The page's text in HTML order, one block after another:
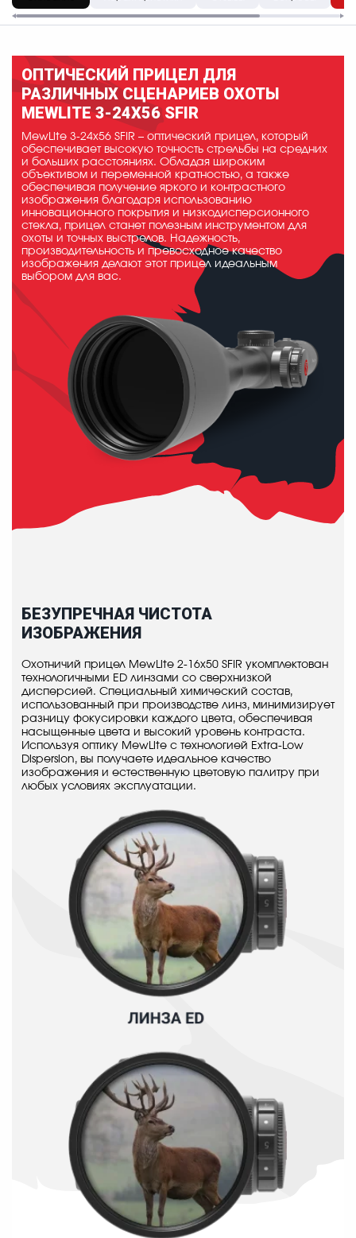
ОПТИЧЕСКИЙ ПРИЦЕЛ ДЛЯ
РАЗЛИЧНЫХ СЦЕНАРИЕВ ОХОТЫ
MEWLITE 3-24X56 SFIR
MewLite 3-24x56 SFIR – оптический прицел, который
обеспечивает высокую точность стрельбы на средних
и больших расстояниях. Обладая широким
объективом и переменной кратностью, а также
обеспечивая получение яркого и контрастного
изображения благодаря использованию
инновационного покрытия и низкодисперсионного
стекла, прицел станет полезным инструментом для
охоты и точных выстрелов. Надежность,
производительность и превосходное качество
изображения делают этот прицел идеальным
выбором для вас.
БЕЗУПРЕЧНАЯ ЧИСТОТА
ИЗОБРАЖЕНИЯ
Охотничий прицел MewLite 2-16x50 SFIR укомплектован
технологичными ED линзами со сверхнизкой
дисперсией. Специальный химический состав,
использованный при производстве линз, минимизирует
разницу фокусировки каждого цвета, обеспечивая
насыщенные цвета и высокий уровень контраста.
Используя оптику MewLite с технологией Extra-Low
Dispersion, вы получаете идеальное качество
изображения и естественную цветовую палитру при
любых условиях эксплуатации.